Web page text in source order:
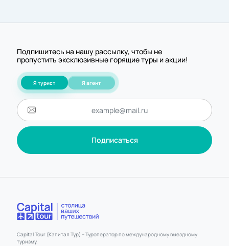
Подпишитесь на нашу рассылку, чтобы не
пропустить эксклюзивные горящие туры и акции!
Я турист Я агент
Подписаться
Capital Tour (Капитал Тур) – Туроператор по международному выездному
туризму.